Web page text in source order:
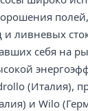
орошения
и ливневых
себя на
(Италия),
и Wilo